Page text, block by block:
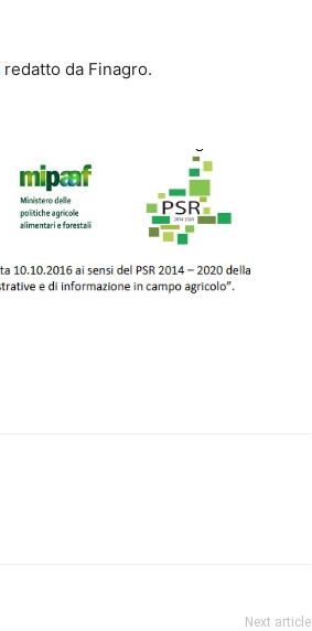
redatto da Finagro.
Next article